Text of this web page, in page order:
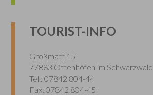
TOURIST-INFO
Großmatt 15
77883 Ottenhöfen im Schwarzwald
Tel.: 07842 804-44
Fax: 07842 804-45